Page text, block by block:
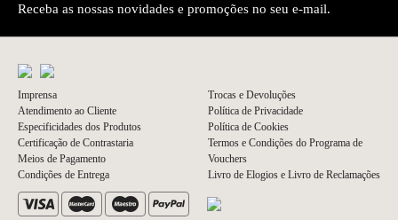
Receba as nossas novidades e promoções no seu e-mail.
Imprensa
Atendimento ao Cliente
Especificidades dos Produtos
Certificação de Contrastaria
Meios de Pagamento
Condições de Entrega
Trocas e Devoluções
Política de Privacidade
Política de Cookies
Termos e Condições do Programa de
Vouchers
Livro de Elogios e Livro de Reclamações